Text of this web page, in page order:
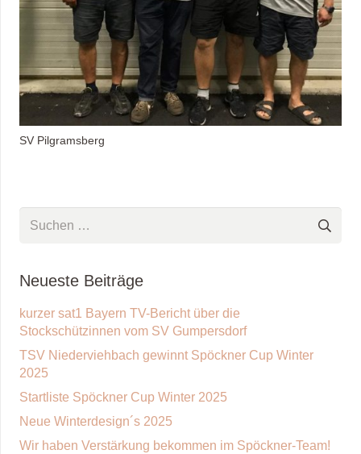
SV Pilgramsberg
Neueste Beiträge
kurzer sat1 Bayern TV-Bericht über die
Stockschützinnen vom SV Gumpersdorf
TSV Niederviehbach gewinnt Spöckner Cup Winter
2025
Startliste Spöckner Cup Winter 2025
Neue Winterdesign´s 2025
Wir haben Verstärkung bekommen im Spöckner-Team!